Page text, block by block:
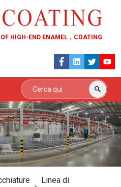
HIGH-END ENAMEL，COATING
Linea di